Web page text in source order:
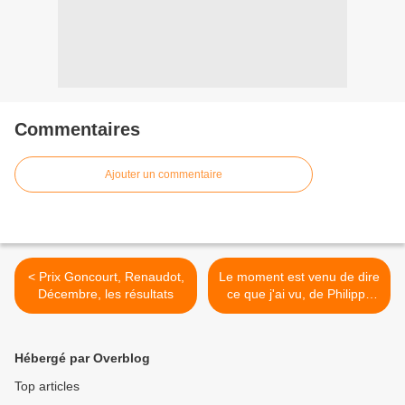
Commentaires
Ajouter un commentaire
< Prix Goncourt, Renaudot,
Décembre, les résultats
Le moment est venu de dire
ce que j'ai vu, de Philippe
de Villiers >
Hébergé par Overblog
Top articles